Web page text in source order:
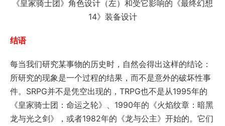
《皇家骑士团》角色设计（左）和受它影响的《最终幻想
14》装备设计
结语
每当我们研究某事物的历史时，自然会得出这样的结论：
所研究的现象是一个过程的结果，而不是意外的破坏性事
件。SRPG并不是凭空出现的，TRPG也不是从1995年的
《皇家骑士团：命运之轮》、1990年的《火焰纹章：暗黑
龙与光之剑》，或者1982年的《龙与公主》开始的。它们